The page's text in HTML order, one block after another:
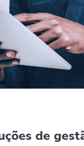
de